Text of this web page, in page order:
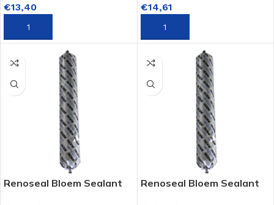
€13,40 €14,61
Renoseal Bloem Sealant Renoseal Bloem Sealant